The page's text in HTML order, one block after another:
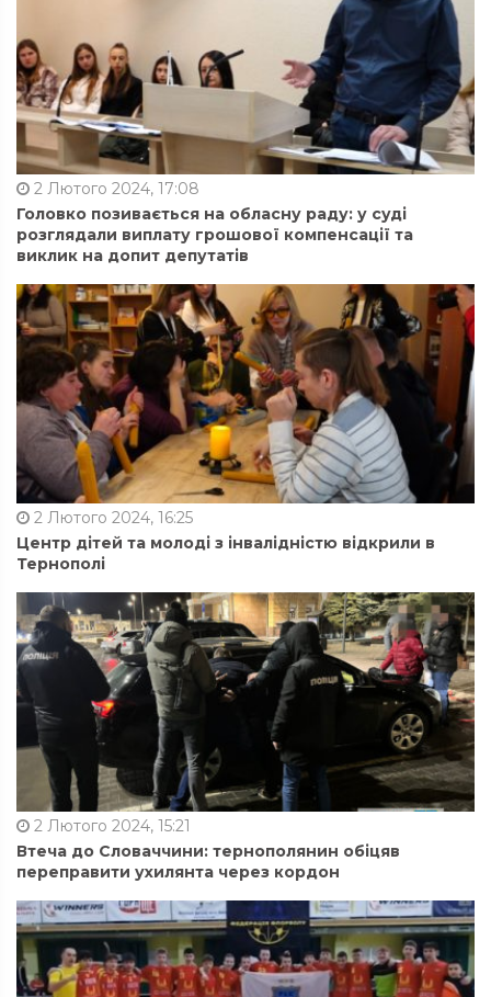
2 Лютого 2024, 17:08
Головко позивається на обласну раду: у суді
розглядали виплату грошової компенсації та
виклик на допит депутатів
2 Лютого 2024, 16:25
Центр дітей та молоді з інвалідністю відкрили в
Тернополі
2 Лютого 2024, 15:21
Втеча до Словаччини: тернополянин обіцяв
переправити ухилянта через кордон